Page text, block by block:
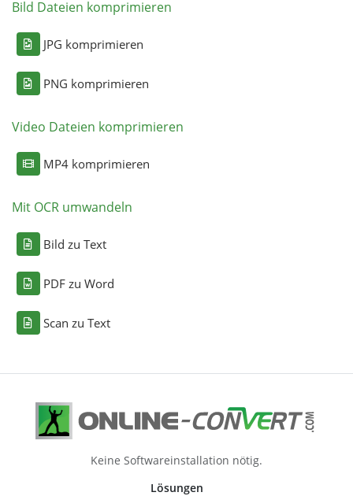
Bild Dateien komprimieren
JPG komprimieren
PNG komprimieren
Video Dateien komprimieren
MP4 komprimieren
Mit OCR umwandeln
Bild zu Text
PDF zu Word
Scan zu Text
Keine Softwareinstallation nötig.
Lösungen